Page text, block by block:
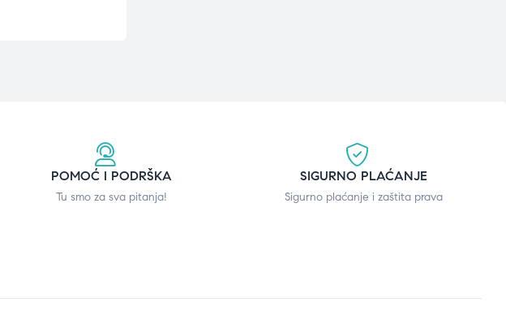
POMOĆ I PODRŠKA
Tu smo za sva pitanja!
SIGURNO PLAĆANJE
Sigurno plaćanje i zaštita prava